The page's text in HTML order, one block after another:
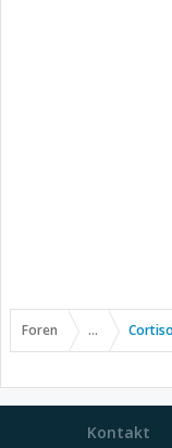
Foren ...
Kontakt